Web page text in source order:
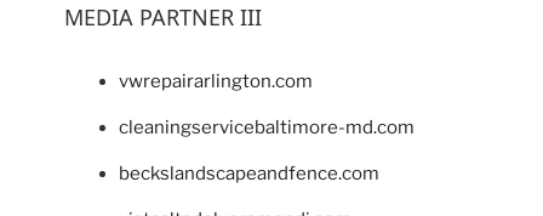
MEDIA PARTNER III
vwrepairarlington.com
cleaningservicebaltimore-md.com
beckslandscapeandfence.com